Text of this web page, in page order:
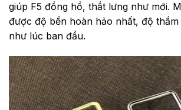
giúp F5 đồng hồ, thắt lưng như mới.
được độ bền hoàn hảo nhất, độ
như lúc ban đầu.